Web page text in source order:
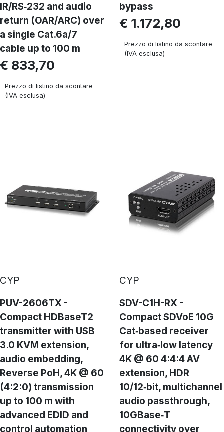
IR/RS‑232 and audio
return (OAR/ARC) over
a single Cat.6a/7
cable up to 100 m
€ 833,70
Prezzo di listino da scontare
(IVA esclusa)
bypass
€ 1.172,80
Prezzo di listino da scontare
(IVA esclusa)
CYP
PUV-2606TX -
Compact HDBaseT2
transmitter with USB
3.0 KVM extension,
audio embedding,
Reverse PoH, 4K @ 60
(4:2:0) transmission
up to 100 m with
advanced EDID and
control automation
CYP
SDV-C1H-RX -
Compact SDVoE 10G
Cat‑based receiver
for ultra‑low latency
4K @ 60 4:4:4 AV
extension, HDR
10/12‑bit, multichannel
audio passthrough,
10GBase‑T
connectivity over